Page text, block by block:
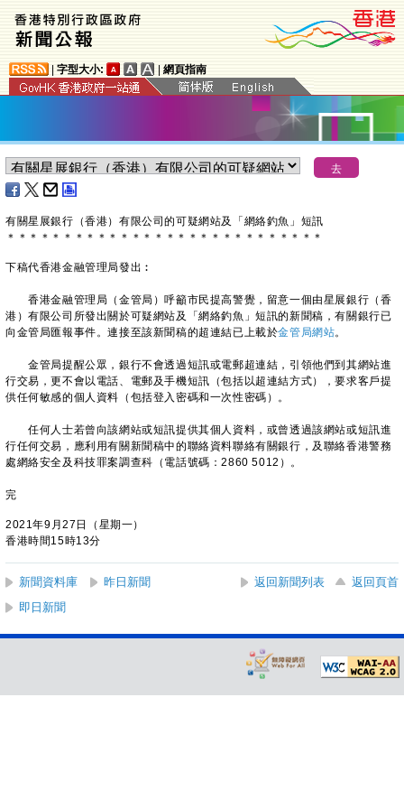
字型大小: 網頁指南
有關星展銀行（香港）有限公司的可疑網站及「網絡釣魚」短訊
＊ ＊ ＊ ＊ ＊ ＊ ＊ ＊ ＊ ＊ ＊ ＊ ＊ ＊ ＊ ＊ ＊ ＊ ＊ ＊ ＊ ＊ ＊ ＊ ＊ ＊ ＊ ＊
下稿代香港金融管理局發出︰
香港金融管理局（金管局）呼籲市民提高警覺，留意一個由星展銀行（香
港）有限公司所發出關於可疑網站及「網絡釣魚」短訊的新聞稿，有關銀行已
向金管局匯報事件。連接至該新聞稿的超連結已上載於金管局網站。
金管局提醒公眾，銀行不會透過短訊或電郵超連結，引領他們到其網站進
行交易，更不會以電話、電郵及手機短訊（包括以超連結方式），要求客戶提
供任何敏感的個人資料（包括登入密碼和一次性密碼）。
任何人士若曾向該網站或短訊提供其個人資料，或曾透過該網站或短訊進
行任何交易，應利用有關新聞稿中的聯絡資料聯絡有關銀行，及聯絡香港警務
處網絡安全及科技罪案調查科（電話號碼：2860 5012）。
完
2021年9月27日（星期一）
香港時間15時13分
新聞資料庫 昨日新聞 返回新聞列表
返回頁首
即日新聞